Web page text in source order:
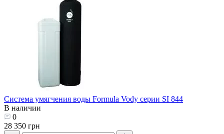
Система умягчения воды Formula Vody серии SI 844
В наличии
0
28 350 грн